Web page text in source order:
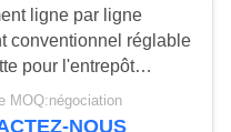
ligne par ligne
conventionnel réglable
pour l'entrepôt
MOQ:négociation
NOUS